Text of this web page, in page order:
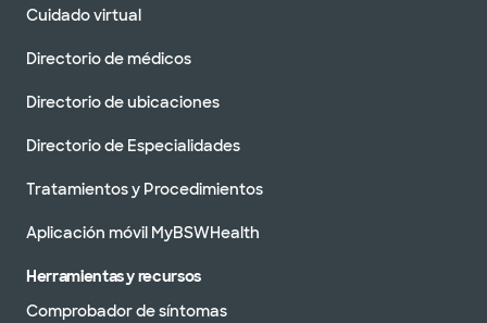
Cuidado virtual
Directorio de médicos
Directorio de ubicaciones
Directorio de Especialidades
Tratamientos y Procedimientos
Aplicación móvil MyBSWHealth
Herramientas y recursos
Comprobador de síntomas